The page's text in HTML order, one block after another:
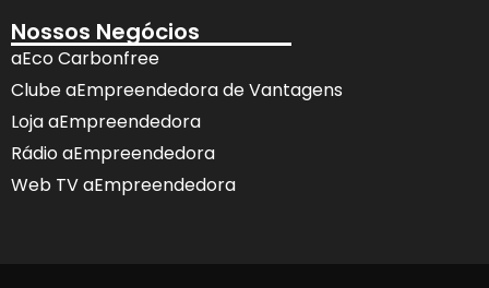
Nossos Negócios
aEco Carbonfree
Clube aEmpreendedora de Vantagens
Loja aEmpreendedora
Rádio aEmpreendedora
Web TV aEmpreendedora